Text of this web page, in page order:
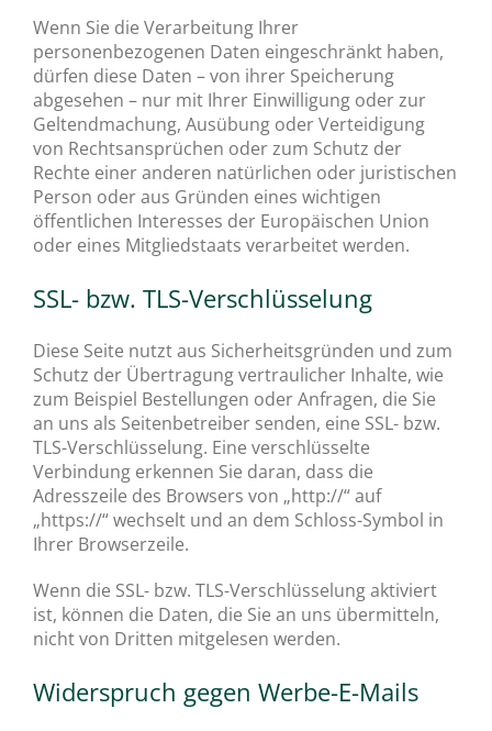
Wenn Sie die Verarbeitung Ihrer
personenbezogenen Daten eingeschränkt haben,
dürfen diese Daten – von ihrer Speicherung
abgesehen – nur mit Ihrer Einwilligung oder zur
Geltendmachung, Ausübung oder Verteidigung
von Rechtsansprüchen oder zum Schutz der
Rechte einer anderen natürlichen oder juristischen
Person oder aus Gründen eines wichtigen
öffentlichen Interesses der Europäischen Union
oder eines Mitgliedstaats verarbeitet werden.
SSL- bzw. TLS-Verschlüsselung
Diese Seite nutzt aus Sicherheitsgründen und zum
Schutz der Übertragung vertraulicher Inhalte, wie
zum Beispiel Bestellungen oder Anfragen, die Sie
an uns als Seitenbetreiber senden, eine SSL- bzw.
TLS-Verschlüsselung. Eine verschlüsselte
Verbindung erkennen Sie daran, dass die
Adresszeile des Browsers von „http://“ auf
„https://“ wechselt und an dem Schloss-Symbol in
Ihrer Browserzeile.
Wenn die SSL- bzw. TLS-Verschlüsselung aktiviert
ist, können die Daten, die Sie an uns übermitteln,
nicht von Dritten mitgelesen werden.
Widerspruch gegen Werbe-E-Mails